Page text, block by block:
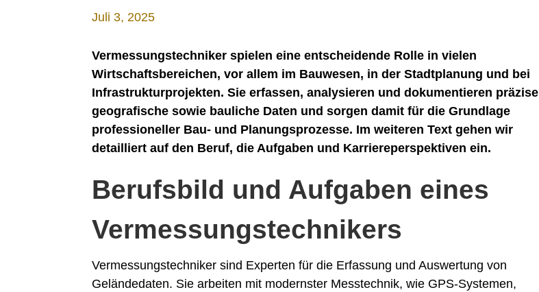
Juli 3, 2025
Vermessungstechniker spielen eine entscheidende Rolle in vielen
Wirtschaftsbereichen, vor allem im Bauwesen, in der Stadtplanung und bei
Infrastrukturprojekten. Sie erfassen, analysieren und dokumentieren präzise
geografische sowie bauliche Daten und sorgen damit für die Grundlage
professioneller Bau- und Planungsprozesse. Im weiteren Text gehen wir
detailliert auf den Beruf, die Aufgaben und Karriereperspektiven ein.
Berufsbild und Aufgaben eines
Vermessungstechnikers
Vermessungstechniker sind Experten für die Erfassung und Auswertung von
Geländedaten. Sie arbeiten mit modernster Messtechnik, wie GPS-Systemen,